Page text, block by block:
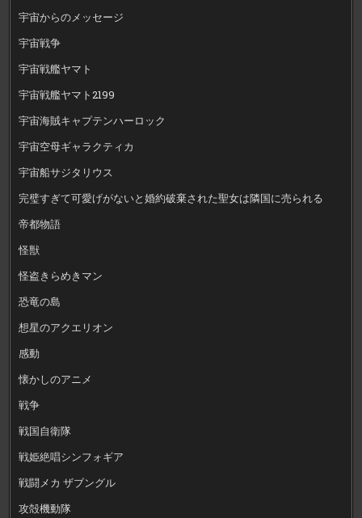
宇宙からのメッセージ
宇宙戦争
宇宙戦艦ヤマト
宇宙戦艦ヤマト2199
宇宙海賊キャプテンハーロック
宇宙空母ギャラクティカ
宇宙船サジタリウス
完璧すぎて可愛げがないと婚約破棄された聖女は隣国に売られる
帝都物語
怪獣
怪盗きらめきマン
恐竜の島
想星のアクエリオン
感動
懐かしのアニメ
戦争
戦国自衛隊
戦姫絶唱シンフォギア
戦闘メカ ザブングル
攻殻機動隊